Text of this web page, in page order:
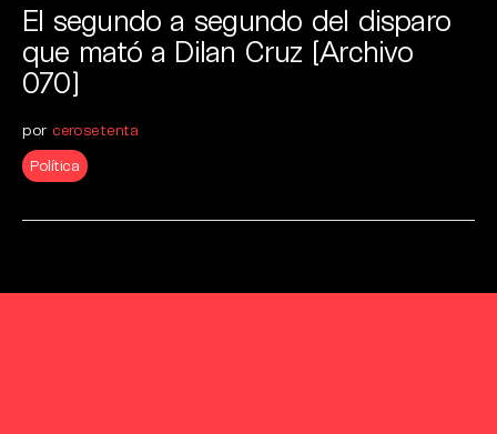
El segundo a segundo del disparo
que mató a Dilan Cruz [Archivo
070]
por cerosetenta
Política